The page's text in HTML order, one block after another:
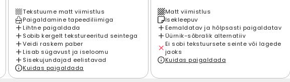
Tekstuurne matt viimistlus
Paigaldamine tapeediliimiga
Lihtne paigaldada
Sobib kergelt tekstureeritud seintega
Veidi raskem paber
Lisab sügavust ja iseloomu
Sisekujundajad eelistavad
Kuidas paigaldada
Matt viimistlus
Isekleepuv
Eemaldatav ja hõlpsasti paigaldatav
Üürnik-sõbralik alternatiiv
Ei sobi tekstuursete seinte või lagede
jaoks
Kuidas paigaldada